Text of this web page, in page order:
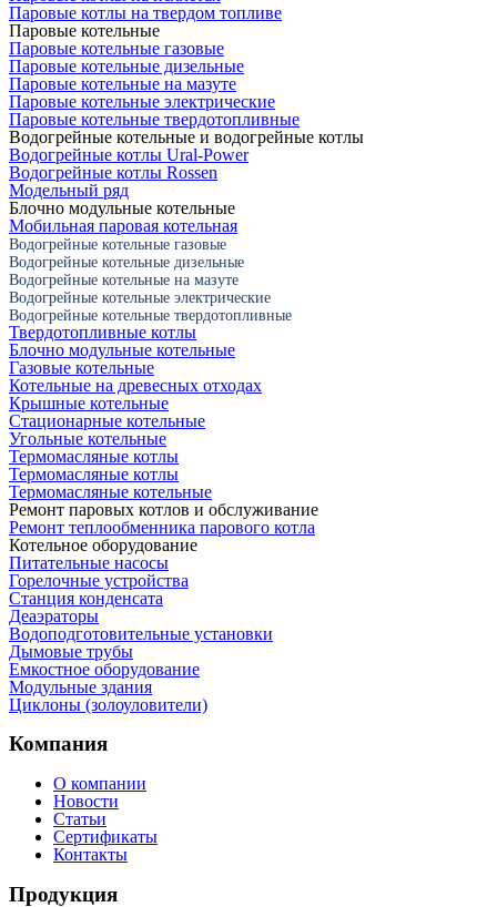
Паровые котлы на твердом топливе
Паровые котельные
Паровые котельные газовые
Паровые котельные дизельные
Паровые котельные на мазуте
Паровые котельные электрические
Паровые котельные твердотопливные
Водогрейные котельные и водогрейные котлы
Водогрейные котлы Ural-Power
Водогрейные котлы Rossen
Модельный ряд
Блочно модульные котельные
Мобильная паровая котельная
Водогрейные котельные газовые
Водогрейные котельные дизельные
Водогрейные котельные на мазуте
Водогрейные котельные электрические
Водогрейные котельные твердотопливные
Твердотопливные котлы
Блочно модульные котельные
Газовые котельные
Котельные на древесных отходах
Крышные котельные
Стационарные котельные
Угольные котельные
Термомасляные котлы
Термомасляные котлы
Термомасляные котельные
Ремонт паровых котлов и обслуживание
Ремонт теплообменника парового котла
Котельное оборудование
Питательные насосы
Горелочные устройства
Станция конденсата
Деаэраторы
Водоподготовительные установки
Дымовые трубы
Емкостное оборудование
Mодульные здания
Циклоны (золоуловители)
Компания
О компании
Новости
Статьи
Сертификаты
Контакты
Продукция